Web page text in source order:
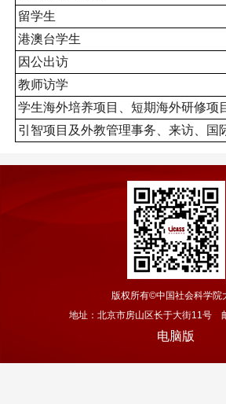
留学生
港澳台学生
因公出访
教师访学
学生海外培养项目、短期海外研修项
引智项目及外教管理事务、来访、国
版权所有©中国社会科学院
地址：北京市房山区长于大街11号
电脑版